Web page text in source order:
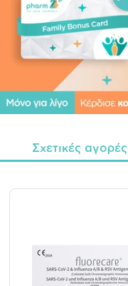
Σχετικές αγορές